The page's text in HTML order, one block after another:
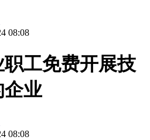
08:08
工免费开展技
企业
08:08